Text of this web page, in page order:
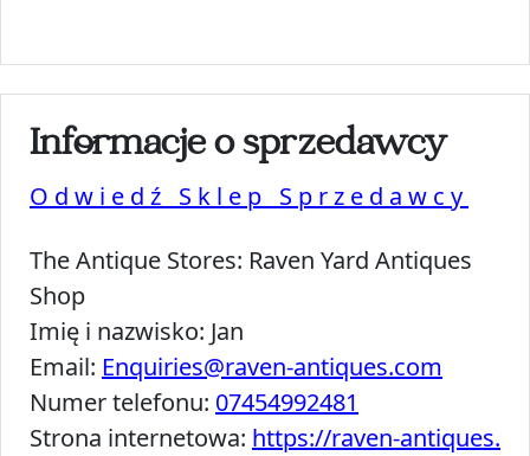
Informacje o sprzedawcy
Odwiedź Sklep Sprzedawcy
The Antique Stores: Raven Yard Antiques
Shop
Imię i nazwisko: Jan
Email: Enquiries@raven-antiques.com
Numer telefonu: 07454992481
Strona internetowa: https://raven-antiques.